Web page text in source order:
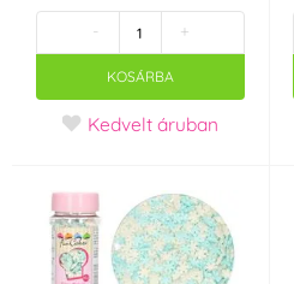
- +
KOSÁRBA
Kedvelt áruban